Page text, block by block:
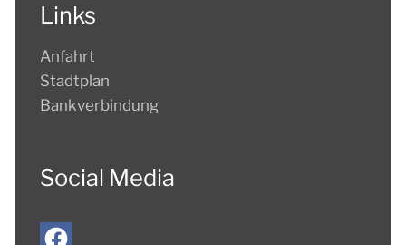
Links
Anfahrt
Stadtplan
Bankverbindung
Social Media